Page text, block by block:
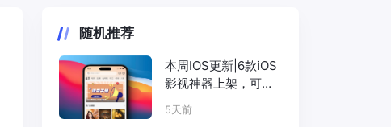
随机推荐
本周IOS更新|6款iOS
影视神器上架，可
可、暖秋、咸鱼、小
柿子等
5天前